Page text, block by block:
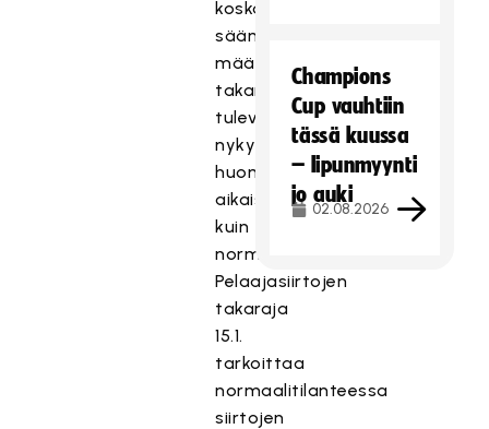
koska
säännöissä
määritellyt
takarajat
tulevat
nykytilanteessa
huomattavasti
aikaisemmin
kuin
normaalitilanteessa.
Pelaajasiirtojen
takaraja
15.1.
tarkoittaa
normaalitilanteessa
siirtojen
Champions
Cup vauhtiin
tässä kuussa
– lipunmyynti
jo auki
02.08.2026